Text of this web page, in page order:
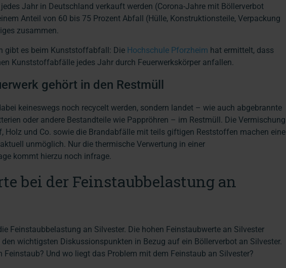
jedes Jahr in Deutschland verkauft werden (Corona-Jahre mit Böllerverbot
Anteil von 60 bis 75 Prozent Abfall (Hülle, Konstruktionsteile, Verpackung
zusammen.
gibt es beim Kunststoffabfall: Die Hochschule Pforzheim hat ermittelt, dass
Kunststoffabfälle jedes Jahr durch Feuerwerkskörper anfallen.
gehört in den Restmüll
keineswegs noch recycelt werden, sondern landet – wie auch abgebrannte
oder andere Bestandteile wie Pappröhren – im Restmüll. Die Vermischung
Holz und Co. sowie die Brandabfälle mit teils giftigen Reststoffen machen eine
unmöglich. Nur die thermische Verwertung in einer
kommt hierzu noch infrage.
bei der Feinstaubbelastung an
Feinstaubbelastung an Silvester. Die hohen Feinstaubwerte an Silvester
wichtigsten Diskussionspunkten in Bezug auf ein Böllerverbot an Silvester.
Feinstaub? Und wo liegt das Problem mit dem Feinstaub an Silvester?